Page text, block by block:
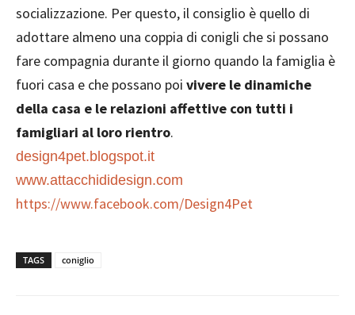
socializzazione. Per questo, il consiglio è quello di
adottare almeno una coppia di conigli che si possano
fare compagnia durante il giorno quando la famiglia è
fuori casa e che possano poi vivere le dinamiche
della casa e le relazioni affettive con tutti i
famigliari al loro rientro.
design4pet.blogspot.it
www.attacchididesign.com
https://www.facebook.com/Design4Pet
TAGS coniglio